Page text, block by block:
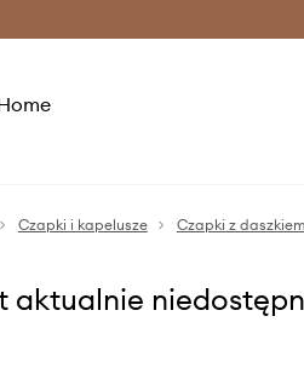
Czapki i kapelusze Czapki z daszkiem
aktualnie